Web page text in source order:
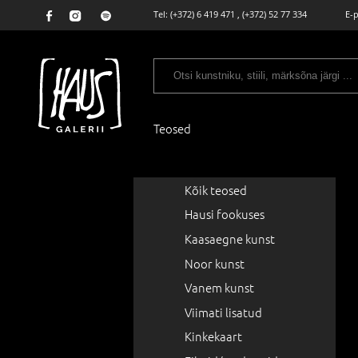
Tel: (+372) 6 419 471 , (+372) 52 77 334 E-
Teosed
Kõik teosed
Hausi fookuses
Kaasaegne kunst
Noor kunst
Vanem kunst
Viimati lisatud
Kinkekaart